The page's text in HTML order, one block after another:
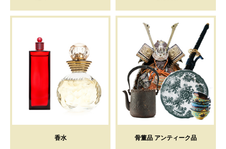
香水 骨董品 アンティーク品